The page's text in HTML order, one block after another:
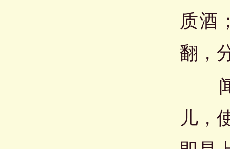
质酒
翻，
闻
儿，